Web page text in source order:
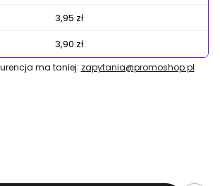
3,95 zł
3,90 zł
ma taniej: zapytania@promoshop.pl